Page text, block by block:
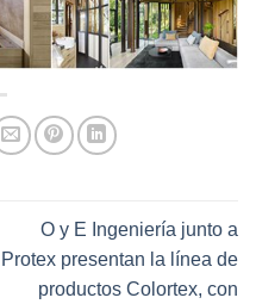
O y E Ingeniería junto a
Protex presentan la línea de
productos Colortex, con